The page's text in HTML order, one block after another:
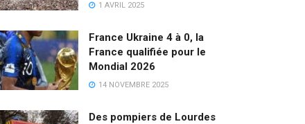
1 AVRIL 2025
France Ukraine 4 à 0, la
France qualifiée pour le
Mondial 2026
14 NOVEMBRE 2025
Des pompiers de Lourdes